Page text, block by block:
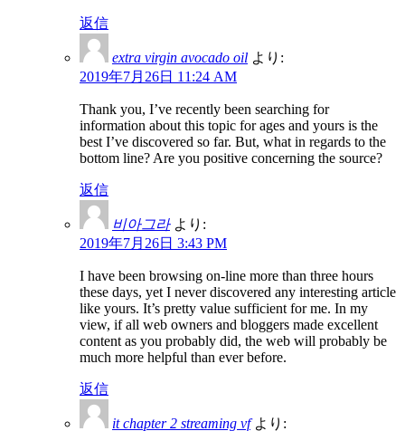
返信
extra virgin avocado oil より:
2019年7月26日 11:24 AM
Thank you, I’ve recently been searching for
information about this topic for ages and yours is the
best I’ve discovered so far. But, what in regards to the
bottom line? Are you positive concerning the source?
返信
비아그라 より:
2019年7月26日 3:43 PM
I have been browsing on-line more than three hours
these days, yet I never discovered any interesting article
like yours. It’s pretty value sufficient for me. In my
view, if all web owners and bloggers made excellent
content as you probably did, the web will probably be
much more helpful than ever before.
返信
it chapter 2 streaming vf より: